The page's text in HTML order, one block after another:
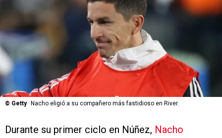
© Getty Nacho eligió a su compañero más fastidioso en River.
Durante su primer ciclo en Núñez, Nacho